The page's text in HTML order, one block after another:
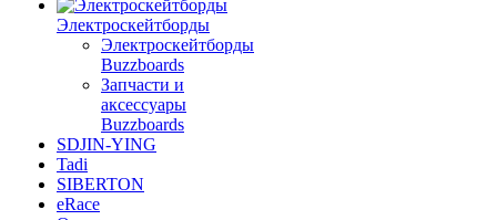
Электроскейтборды
Электроскейтборды
Buzzboards
Запчасти и
аксессуары
Buzzboards
SDJIN-YING
Tadi
SIBERTON
eRace